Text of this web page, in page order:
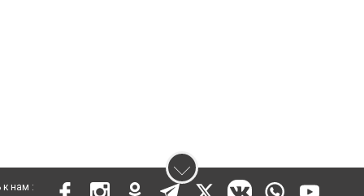
к нам :